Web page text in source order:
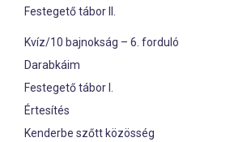
Festegető tábor II.
Kvíz/10 bajnokság – 6. forduló
Darabkáim
Festegető tábor I.
Értesítés
Kenderbe szőtt közösség